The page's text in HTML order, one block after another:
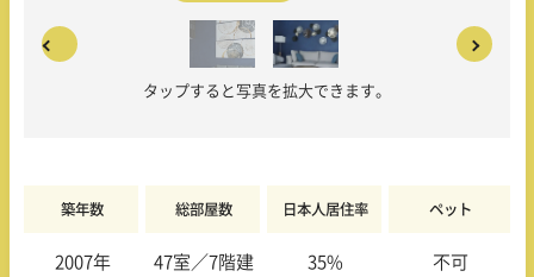
タップすると写真を拡大できます。
築年数 総部屋数 日本人居住率 ペット
2007年
47室／7階建
35% 不可